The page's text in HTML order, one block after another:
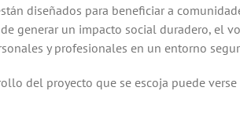
diseñados para beneficiar a
generar un impacto social duradero, el
y profesionales en un entorno
del proyecto que se escoja puede